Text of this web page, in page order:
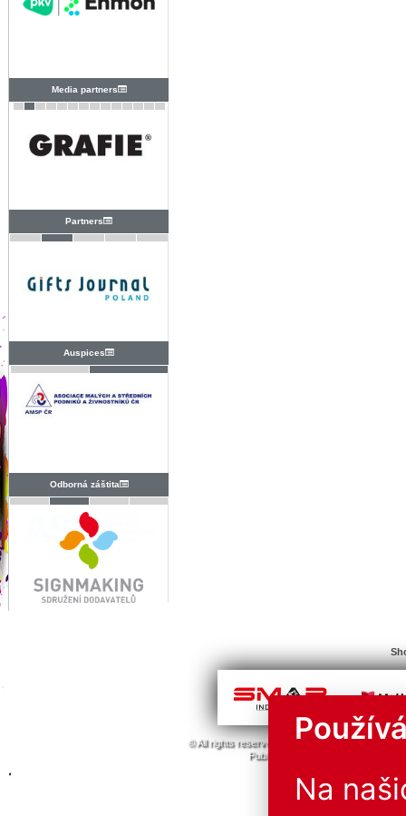
Media partners
Partners
Auspices
Odborná záštita
© All rights reserved. 1996 - 2026ABF a.s.
Publishing or redistribution of
Na